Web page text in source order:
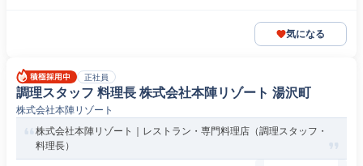
気になる
正社員
調理スタッフ 料理長 株式会社本陣リゾート 湯沢町
株式会社本陣リゾート
株式会社本陣リゾート｜レストラン・専門料理店（調理スタッフ・
料理長）